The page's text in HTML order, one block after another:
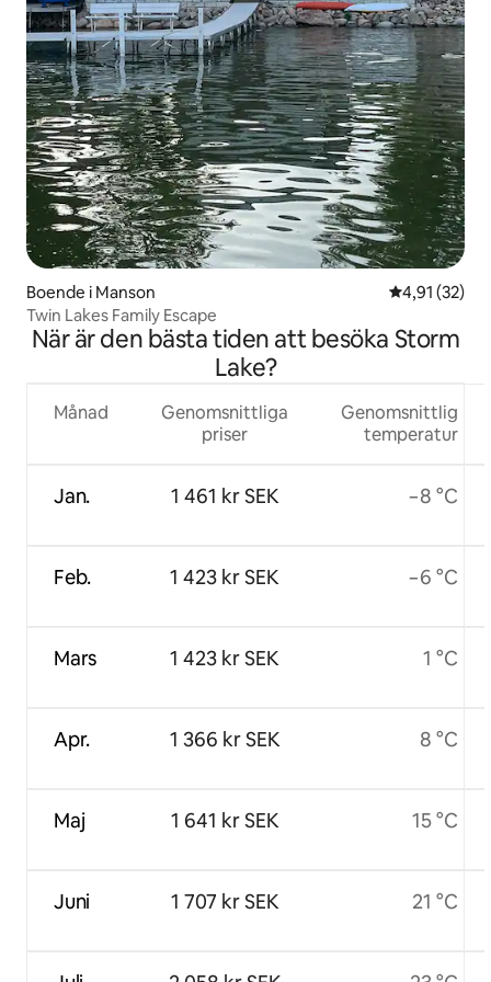
Boende i Manson 4,91 av 5 i
4,91 (32)
Twin Lakes Family Escape
När är den bästa tiden att besöka Storm
Lake?
Månad
Jan.
Feb.
Mars
Apr.
Maj
Juni
Genomsnittliga
priser
1 461 kr SEK
1 423 kr SEK
1 423 kr SEK
1 366 kr SEK
1 641 kr SEK
1 707 kr SEK
Genomsnittlig
temperatur
−8 °C
−6 °C
1 °C
8 °C
15 °C
21 °C